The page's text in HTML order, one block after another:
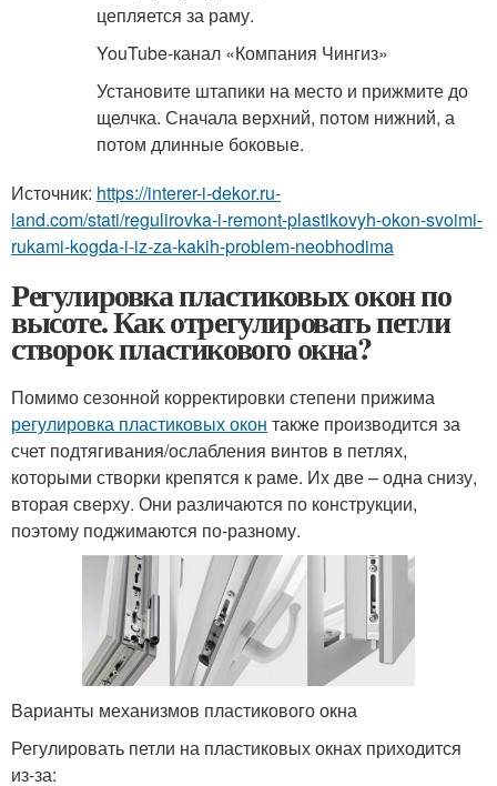
цепляется за раму.
YouTube-канал «Компания Чингиз»
Установите штапики на место и прижмите до
щелчка. Сначала верхний, потом нижний, а
потом длинные боковые.
Источник: https://interer-i-dekor.ru-
land.com/stati/regulirovka-i-remont-plastikovyh-okon-svoimi-
rukami-kogda-i-iz-za-kakih-problem-neobhodima
Регулировка пластиковых окон по
высоте. Как отрегулировать петли
створок пластикового окна?
Помимо сезонной корректировки степени прижима
регулировка пластиковых окон также производится за
счет подтягивания/ослабления винтов в петлях,
которыми створки крепятся к раме. Их две – одна снизу,
вторая сверху. Они различаются по конструкции,
поэтому поджимаются по-разному.
Варианты механизмов пластикового окна
Регулировать петли на пластиковых окнах приходится
из-за: